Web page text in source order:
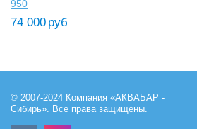
950
74 000 руб
© 2007-2024 Компания «АКВАБАР -
Сибирь». Все права защищены.